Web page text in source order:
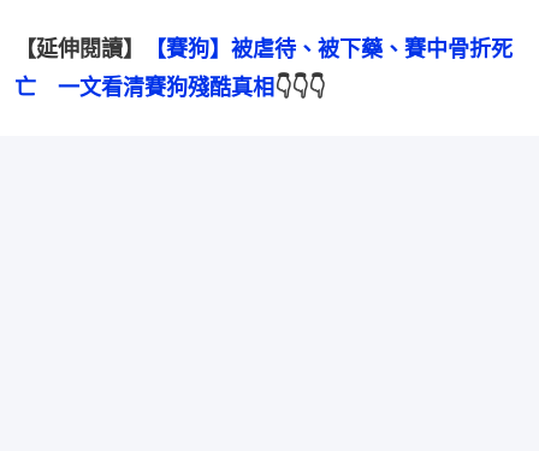
【延伸閱讀】
【賽狗】被虐待、被下藥、賽中骨折死
亡　一文看清賽狗殘酷真相👇👇👇